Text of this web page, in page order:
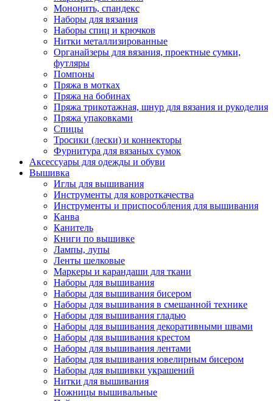
Мононить, спандекс
Наборы для вязания
Наборы спиц и крючков
Нитки металлизированные
Органайзеры для вязания, проектные сумки,
футляры
Помпоны
Пряжа в мотках
Пряжа на бобинах
Пряжа трикотажная, шнур для вязания и рукоделия
Пряжа упаковками
Спицы
Тросики (лески) и коннекторы
Фурнитура для вязаных сумок
Аксессуары для одежды и обуви
Вышивка
Иглы для вышивания
Инструменты для ковроткачества
Инструменты и приспособления для вышивания
Канва
Канитель
Книги по вышивке
Лампы, лупы
Ленты шелковые
Маркеры и карандаши для ткани
Наборы для вышивания
Наборы для вышивания бисером
Наборы для вышивания в смешанной технике
Наборы для вышивания гладью
Наборы для вышивания декоративными швами
Наборы для вышивания крестом
Наборы для вышивания лентами
Наборы для вышивания ювелирным бисером
Наборы для вышивки украшений
Нитки для вышивания
Ножницы вышивальные